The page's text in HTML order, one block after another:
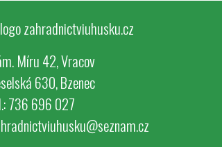
Míru 42, Vracov
630, Bzenec
736 696 027